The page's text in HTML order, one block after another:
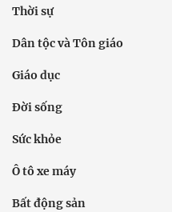
Thời sự
Dân tộc và Tôn giáo
Giáo dục
Đời sống
Sức khỏe
Ô tô xe máy
Bất động sản